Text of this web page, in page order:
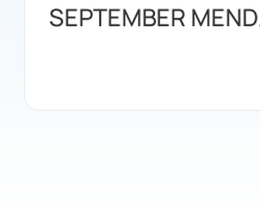
SEPTEMBER